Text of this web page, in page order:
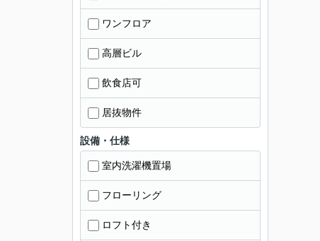
ワンフロア
高層ビル
飲食店可
居抜物件
設備・仕様
室内洗濯機置場
フローリング
ロフト付き